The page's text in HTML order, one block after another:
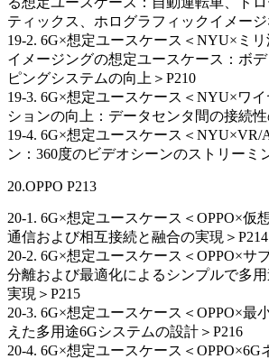
ティックス、ホログラフィックイメージ
19-2. 6G×想定ユースケース＜NYU×ミ
イメージングの想定ユースケース：ボ
ピングシステムの向上＞P210
19-3. 6G×想定ユースケース＜NYU×ワ
ションの向上：データセンタ間の接続性
19-4. 6G×想定ユースケース＜NYU×VR/
ン：360度のビデオシーンのストリーミ
20.OPPO P213
20-1. 6G×想定ユースケース＜OPPO×仮
通信および相互接続と融合の実現＞P214
20-2. 6G×想定ユースケース＜OPPO×サ
分離および最適化によるシンプルで多
実現＞P215
20-3. 6G×想定ユースケース＜OPPO×最
えた多用途6Gシステムの設計＞P216
20-4. 6G×想定ユースケース＜